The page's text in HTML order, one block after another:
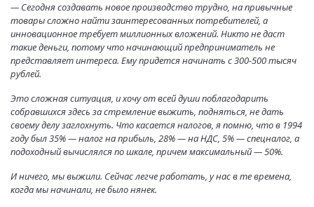
— Сегодня создавать новое производство трудно, на привычные
товары сложно найти заинтересованных потребителей, а
инновационное требует миллионных вложений. Никто не даст
такие деньги, потому что начинающий предприниматель не
представляет интереса. Ему придется начинать с 300-500 тысяч
рублей.
Это сложная ситуация, и хочу от всей души поблагодарить
собравшихся здесь за стремление выжить, подняться, не дать
своему делу заглохнуть. Что касается налогов, я помню, что в 1994
году был 35% — налог на прибыль, 28% — на НДС, 5% — спецналог, а
подоходный вычислялся по шкале, причем максимальный — 50%.
И ничего, мы выжили. Сейчас легче работать, у нас в те времена,
когда мы начинали, не было нянек.